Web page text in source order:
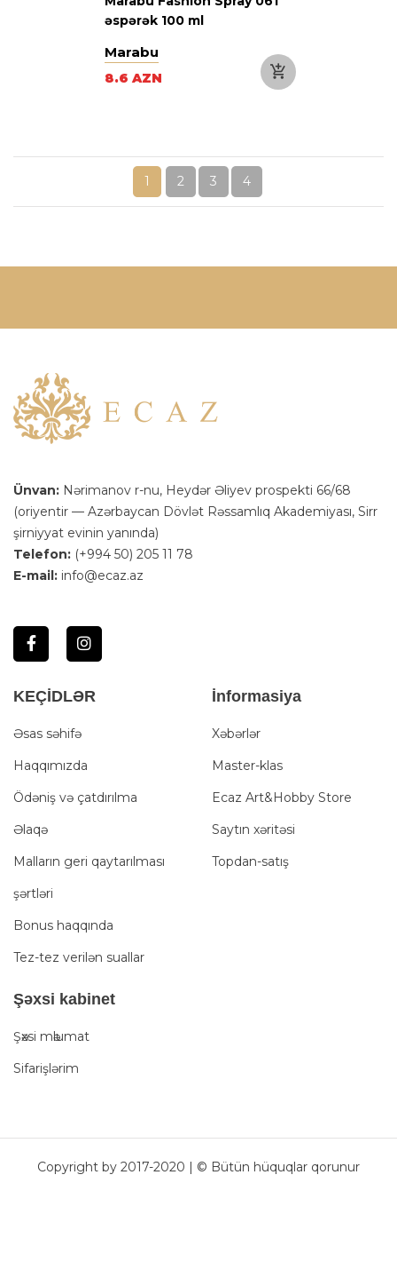
əspərək 100 ml
Marabu
8.6 AZN
1 2 3 4
Ünvan: Nərimanov r-nu, Heydər Əliyev prospekti 66/68
(oriyentir — Azərbaycan Dövlət Rəssamlıq Akademiyası, Sirr
şirniyyat evinin yanında)
Telefon: (+994 50) 205 11 78
E-mail: info@ecaz.az
KEÇİDLƏR
Əsas səhifə
Haqqımızda
Ödəniş və çatdırılma
Əlaqə
Malların geri qaytarılması
şərtləri
Bonus haqqında
Tez-tez verilən suallar
İnformasiya
Xəbərlər
Master-klas
Ecaz Art&Hobby Store
Saytın xəritəsi
Topdan-satış
Şәxsi kabinet
Şәxsi mәlumat
Sifarişlərim
Copyright by 2017-2020 | © Bütün hüquqlar qorunur